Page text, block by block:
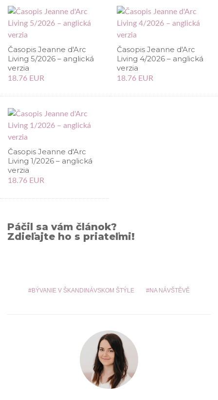
Časopis Jeanne d'Arc
Living 5/2026 – anglická
verzia
18.76 EUR
Časopis Jeanne d'Arc
Living 4/2026 – anglická
verzia
18.76 EUR
Časopis Jeanne d'Arc
Living 1/2026 – anglická
verzia
18.76 EUR
Páčil sa vám článok?
Zdieľajte ho s priateľmi!
BÝVANIE V ŠKANDINÁVSKOM ŠTÝLE NA NÁVŠTĚVĚ